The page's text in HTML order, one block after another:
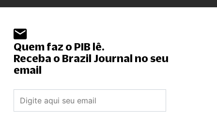
Quem faz o PIB lê.
Receba o Brazil Journal no seu
email